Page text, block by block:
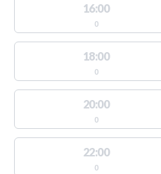
16:00
0
18:00
0
20:00
0
22:00
0